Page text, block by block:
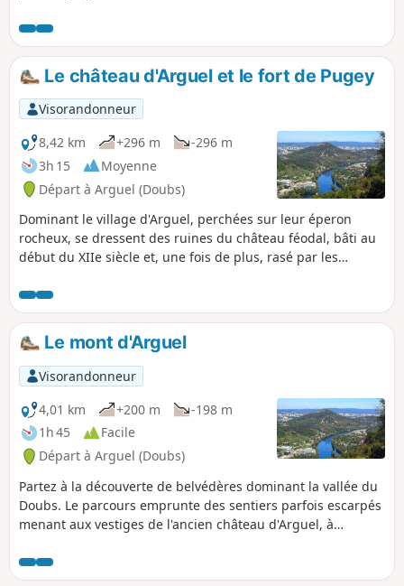
Monde et par une ancienne voie romaine et une sente de
corniches pour découvrir un superbe point de vue sur la
vallée du Doubs. Vous grimperez par le vallon des
Mercureaux ensoleillé vers Saint-Pierre, non point au
Paradis, mais vers le Fort Rolland et les ruines du château
féodal.
Le château d'Arguel et le fort de Pugey
Visorandonneur
8,42 km
+296 m
-296 m
3h 15
Moyenne
Départ à Arguel (Doubs)
Dominant le village d'Arguel, perchées sur leur éperon
rocheux, se dressent des ruines du château féodal, bâti au
début du XIIe siècle et, une fois de plus, rasé par les
Comté. Ce parcours entre pâtures et belles forêts vous
offrira de superbes vues sur la vallée, le mont Poupet, les
ruines du fort de Pugey, la grotte de Malpertuis et, si vous
savez vous faire discret, vous y surprendrez quelques
biches ou chamois.
Le mont d'Arguel
Visorandonneur
4,01 km
+200 m
-198 m
1h 45
Facile
Départ à Arguel (Doubs)
Partez à la découverte de belvédères dominant la vallée du
Doubs. Le parcours emprunte des sentiers parfois escarpés
menant aux vestiges de l'ancien château d'Arguel, à
la Chère. Entre falaises, forêts, pâtures et anciennes traces
du passé, l'itinéraire offre une belle diversité de paysages.